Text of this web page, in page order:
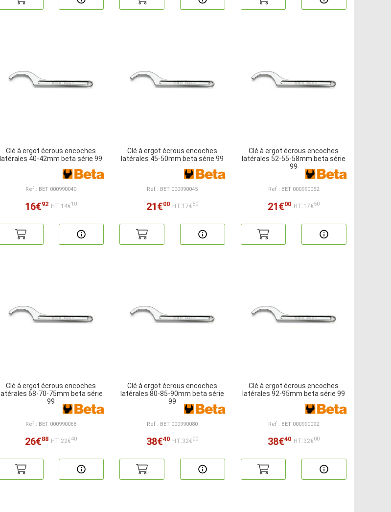
Clé à ergot écrous encoches
latérales 40-42mm beta série 99
Ref : BET 000990040
16€92 HT:14€10
Clé à ergot écrous encoches
latérales 45-50mm beta série 99
Ref : BET 000990045
21€00 HT:17€50
Clé à ergot écrous encoches
latérales 52-55-58mm beta série
99
Ref : BET 000990052
21€00 HT:17€50
Clé à ergot écrous encoches
latérales 68-70-75mm beta série
99
Ref : BET 000990068
26€88 HT:22€40
Clé à ergot écrous encoches
latérales 80-85-90mm beta série
99
Ref : BET 000990080
38€40 HT:32€00
Clé à ergot écrous encoches
latérales 92-95mm beta série 99
Ref : BET 000990092
38€40 HT:32€00